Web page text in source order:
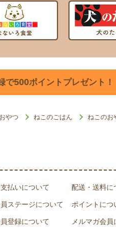
で500ポイントプレゼント！
やつ ねこのごはん
ねこのお
払いについて 配送・送料に
ステージについて ポイントにつ
登録について メルマガ会員